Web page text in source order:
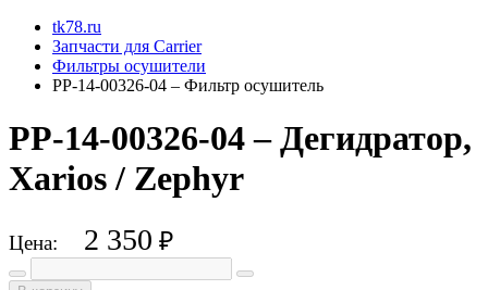
tk78.ru
Запчасти для Carrier
Фильтры осушители
PP-14-00326-04 – Фильтр осушитель
PP-14-00326-04 – Дегидратор,
Xarios / Zephyr
Цена: 2 350 ₽